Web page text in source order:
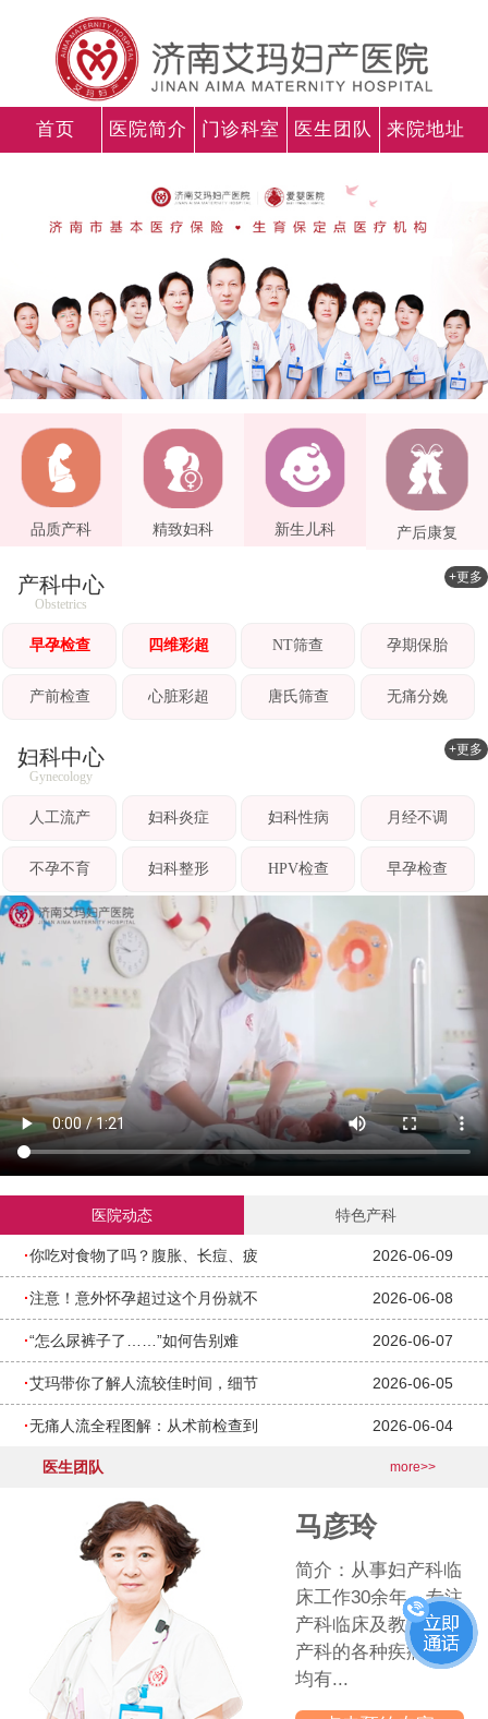
首页 医院简介 门诊科室 医生团队 来院地址
品质产科 精致妇科 新生儿科 产后康复
产科中心
Obstetrics
+更多
早孕检查 四维彩超 NT筛查 孕期保胎
产前检查 心脏彩超 唐氏筛查 无痛分娩
妇科中心
Gynecology
+更多
人工流产 妇科炎症 妇科性病 月经不调
不孕不育 妇科整形 HPV检查 早孕检查
医院动态 特色产科
·你吃对食物了吗？腹胀、长痘、疲 2026-06-09
·注意！意外怀孕超过这个月份就不 2026-06-08
·“怎么尿裤子了……”如何告别难 2026-06-07
·艾玛带你了解人流较佳时间，细节 2026-06-05
·无痛人流全程图解：从术前检查到 2026-06-04
产后盆底功能出现问题，你是其中 2026-06-03
更多医院动态>>
医生团队 more>>
简介：济
院妇产科
从事妇产
年，兼任